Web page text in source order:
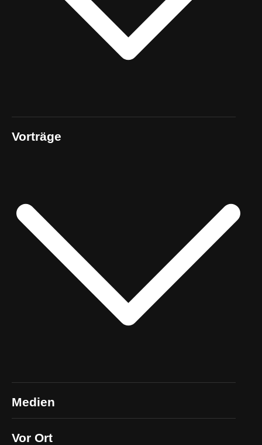
Vorträge
Medien
Vor Ort